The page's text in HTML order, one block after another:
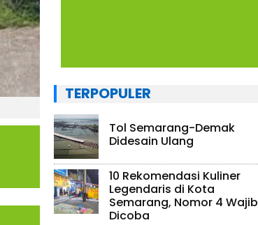
TERPOPULER
Tol Semarang-Demak
Didesain Ulang
10 Rekomendasi Kuliner
Legendaris di Kota
Semarang, Nomor 4 Wajib
Dicoba